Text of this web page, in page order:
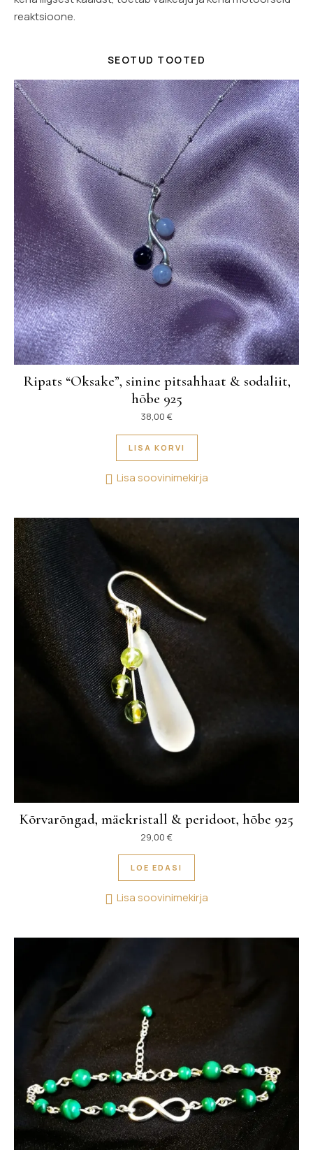
reaktsioone.
SEOTUD TOOTED
Ripats “Oksake”, sinine pitsahhaat & sodaliit,
hõbe 925
38,00 €
LISA KORVI
Lisa soovinimekirja
Kõrvarõngad, mäekristall & peridoot, hõbe 925
29,00 €
LOE EDASI
Lisa soovinimekirja